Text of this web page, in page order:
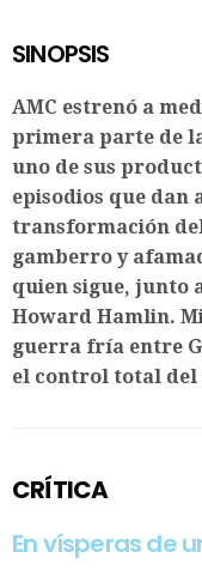
SINOPSIS
AMC estrenó a
primera parte de
uno de sus
episodios que
transformación
gamberro y
quien sigue, junto
Howard Hamlin.
guerra fría entre
el control total del
CRÍTICA
En vísperas de